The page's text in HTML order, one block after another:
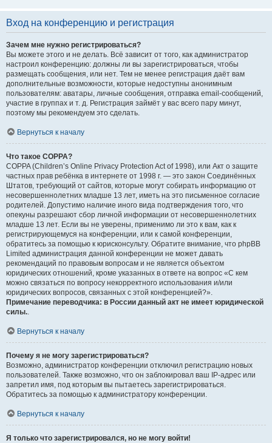
Вход на конференцию и регистрация
Зачем мне нужно регистрироваться?
Вы можете этого и не делать. Всё зависит от того, как администратор
настроил конференцию: должны ли вы зарегистрироваться, чтобы
размещать сообщения, или нет. Тем не менее регистрация даёт вам
дополнительные возможности, которые недоступны анонимным
пользователям: аватары, личные сообщения, отправка email-сообщений,
участие в группах и т. д. Регистрация займёт у вас всего пару минут,
поэтому мы рекомендуем это сделать.
Вернуться к началу
Что такое COPPA?
COPPA (Children’s Online Privacy Protection Act of 1998), или Акт о защите
частных прав ребёнка в интернете от 1998 г. — это закон Соединённых
Штатов, требующий от сайтов, которые могут собирать информацию от
несовершеннолетних младше 13 лет, иметь на это письменное согласие
родителей. Допустимо наличие иного вида подтверждения того, что
опекуны разрешают сбор личной информации от несовершеннолетних
младше 13 лет. Если вы не уверены, применимо ли это к вам, как к
регистрирующемуся на конференции, или к самой конференции,
обратитесь за помощью к юрисконсульту. Обратите внимание, что phpBB
Limited администрация данной конференции не может давать
рекомендаций по правовым вопросам и не является объектом
юридических отношений, кроме указанных в ответе на вопрос «С кем
можно связаться по вопросу некорректного использования и/или
юридических вопросов, связанных с этой конференцией?».
Примечание переводчика: в России данный акт не имеет юридической
силы..
Вернуться к началу
Почему я не могу зарегистрироваться?
Возможно, администратор конференции отключил регистрацию новых
пользователей. Также возможно, что он заблокировал ваш IP-адрес или
запретил имя, под которым вы пытаетесь зарегистрироваться.
Обратитесь за помощью к администратору конференции.
Вернуться к началу
Я только что зарегистрировался, но не могу войти!